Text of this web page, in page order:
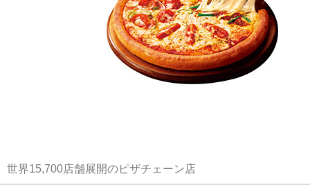
世界15,700店舗展開のピザチェーン店